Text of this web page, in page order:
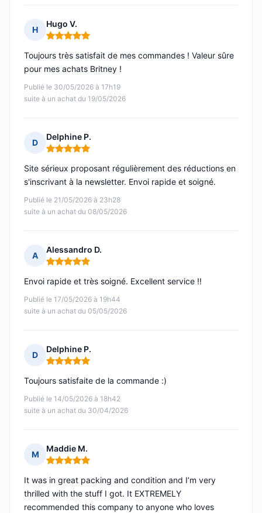
H
Hugo V.
Note : 5 sur 5
Publié le 30/05/2026 à 17h19
suite à un achat du 19/05/2026
Toujours très satisfait de mes commandes ! Valeur sûre
pour mes achats Britney !
D
Delphine P.
Note : 5 sur 5
Publié le 21/05/2026 à 23h28
suite à un achat du 08/05/2026
Site sérieux proposant régulièrement des réductions en
s'inscrivant à la newsletter. Envoi rapide et soigné.
A
Alessandro D.
Note : 5 sur 5
Publié le 17/05/2026 à 19h44
suite à un achat du 05/05/2026
Envoi rapide et très soigné. Excellent service !!
D
Delphine P.
Note : 5 sur 5
Publié le 14/05/2026 à 18h42
suite à un achat du 30/04/2026
Toujours satisfaite de la commande :)
M
Maddie M.
Note : 5 sur 5
It was in great packing and condition and I’m very
thrilled with the stuff I got. It EXTREMELY
recommended this company to anyone who loves